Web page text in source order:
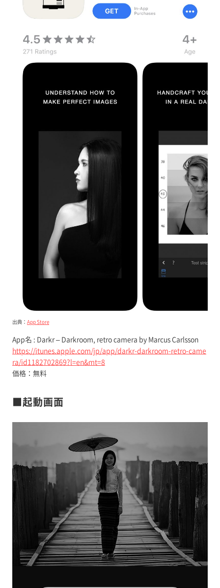
出典： App Store
App名 : Darkr – Darkroom, retro camera by Marcus Carlsson
https://itunes.apple.com/jp/app/darkr-darkroom-retro-came
ra/id1182702869?l=en&mt=8
価格：無料
■起動画面